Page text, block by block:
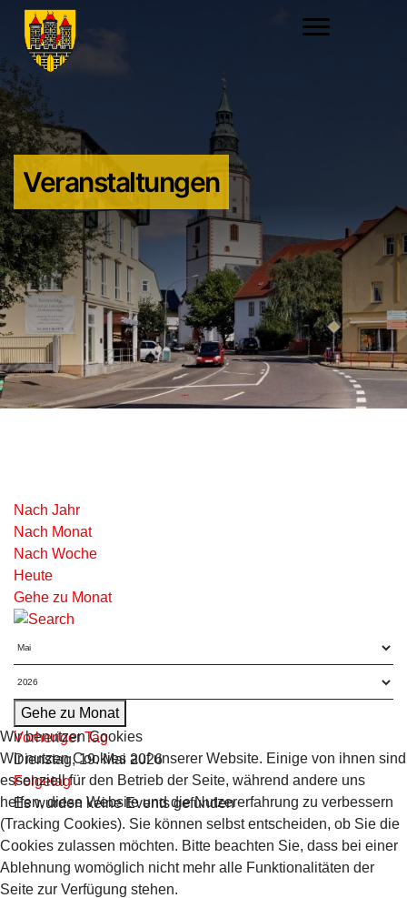
Veranstaltungen
Nach Jahr
Nach Monat
Nach Woche
Heute
Gehe zu Monat
Gehe zu Monat
Vorheriger Tag
Dienstag, 19. Mai 2026
Folgetag
Es wurden keine Events gefunden
Wir benutzen Cookies
Wir nutzen Cookies auf unserer Website. Einige von ihnen sind
essenziell für den Betrieb der Seite, während andere uns
helfen, diese Website und die Nutzererfahrung zu verbessern
(Tracking Cookies). Sie können selbst entscheiden, ob Sie die
Cookies zulassen möchten. Bitte beachten Sie, dass bei einer
Ablehnung womöglich nicht mehr alle Funktionalitäten der
Seite zur Verfügung stehen.